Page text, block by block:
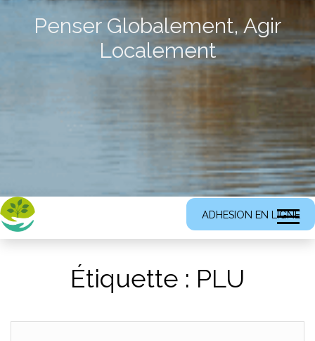
Penser Globalement, Agir
Localement
ADHESION EN LIGNE
Étiquette : PLU